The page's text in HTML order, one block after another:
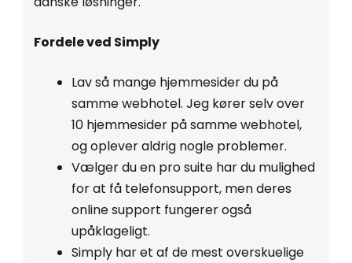
Fordele ved Simply
Lav så mange hjemmesider du på
samme webhotel. Jeg kører selv over
10 hjemmesider på samme webhotel,
og oplever aldrig nogle problemer.
Vælger du en pro suite har du mulighed
for at få telefonsupport, men deres
online support fungerer også
upåklageligt.
Simply har et af de mest overskuelige